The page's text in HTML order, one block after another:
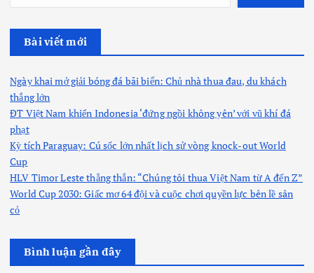
Bài viết mới
Ngày khai mở giải bóng đá bãi biển: Chủ nhà thua đau, du khách
thắng lớn
ĐT Việt Nam khiến Indonesia ‘đứng ngồi không yên’ với vũ khí đá
phạt
Kỳ tích Paraguay: Cú sốc lớn nhất lịch sử vòng knock-out World
Cup
HLV Timor Leste thẳng thắn: “Chúng tôi thua Việt Nam từ A đến Z”
World Cup 2030: Giấc mơ 64 đội và cuộc chơi quyền lực bên lề sân
cỏ
Bình luận gần đây